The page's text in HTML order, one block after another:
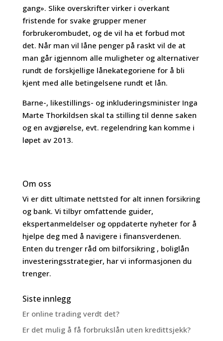
gang». Slike overskrifter virker i overkant
fristende for svake grupper mener
forbrukerombudet, og de vil ha et forbud mot
det. Når man vil låne penger på raskt vil de at
man går igjennom alle muligheter og alternativer
rundt de forskjellige lånekategoriene for å bli
kjent med alle betingelsene rundt et lån.
Barne-, likestillings- og inkluderingsminister Inga
Marte Thorkildsen skal ta stilling til denne saken
og en avgjørelse, evt. regelendring kan komme i
løpet av 2013.
Om oss
Vi er ditt ultimate nettsted for alt innen forsikring
og bank. Vi tilbyr omfattende guider,
ekspertanmeldelser og oppdaterte nyheter for å
hjelpe deg med å navigere i finansverdenen.
Enten du trenger råd om bilforsikring , boliglån
investeringsstrategier, har vi informasjonen du
trenger.
Siste innlegg
Er online trading verdt det?
Er det mulig å få forbrukslån uten kredittsjekk?